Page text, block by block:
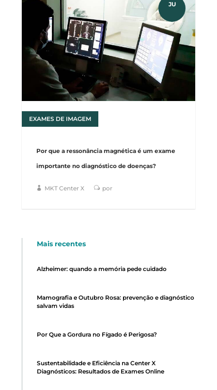
Por que a ressonância magnética é um exame
importante no diagnóstico de doenças?
EXAMES DE IMAGEM
MKT Center X por
27
JU
Mais recentes
Alzheimer: quando a memória pede cuidado
Mamografia e Outubro Rosa: prevenção e diagnóstico
salvam vidas
Por Que a Gordura no Fígado é Perigosa?
Sustentabilidade e Eficiência na Center X
Diagnósticos: Resultados de Exames Online